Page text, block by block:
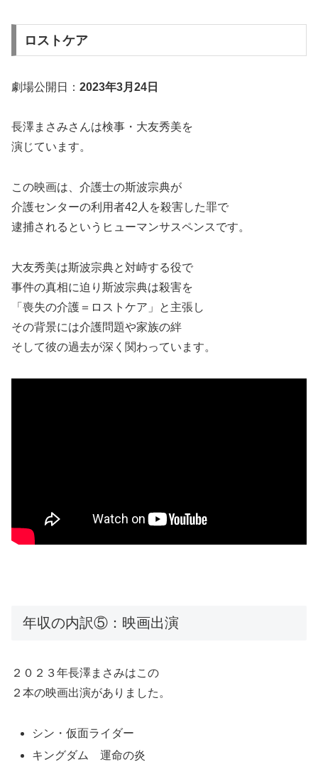
ロストケア
劇場公開日： 2023年3月24日
長澤まさみさんは検事・大友秀美を
演じています。
この映画は、介護士の斯波宗典が
介護センターの利用者42人を殺害した罪で
逮捕されるというヒューマンサスペンスです。
大友秀美は斯波宗典と対峙する役で
事件の真相に迫り斯波宗典は殺害を
「喪失の介護＝ロストケア」と主張し
その背景には介護問題や家族の絆
そして彼の過去が深く関わっています。
年収の内訳⑤：映画出演
２０２３年長澤まさみはこの
２本の映画出演がありました。
シン・仮面ライダー
キングダム 運命の炎